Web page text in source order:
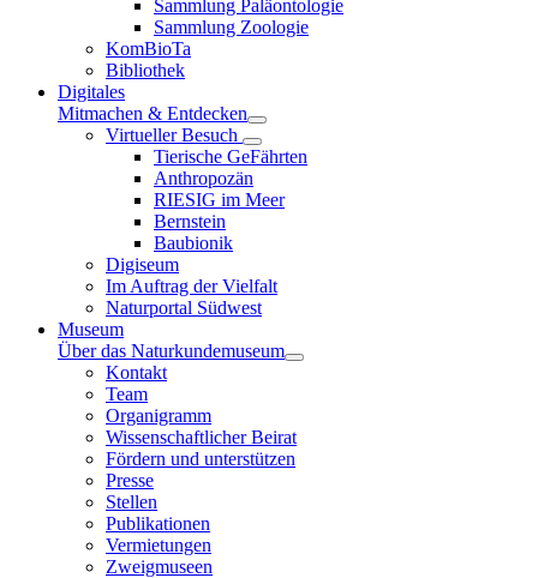
Sammlung Paläontologie
Sammlung Zoologie
KomBioTa
Bibliothek
Digitales
Mitmachen & Entdecken
Virtueller Besuch
Tierische GeFährten
Anthropozän
RIESIG im Meer
Bernstein
Baubionik
Digiseum
Im Auftrag der Vielfalt
Naturportal Südwest
Museum
Über das Naturkundemuseum
Kontakt
Team
Organigramm
Wissenschaftlicher Beirat
Fördern und unterstützen
Presse
Stellen
Publikationen
Vermietungen
Zweigmuseen